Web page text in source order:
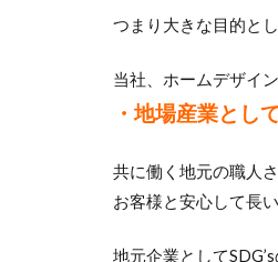
つまり大きな目的と
当社、ホームデザイ
・地場産業とし
共に働く地元の職人
お客様と安心して長
地元企業としてSDG’s